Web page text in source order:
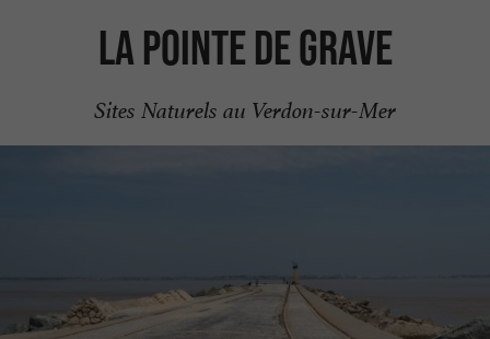
La Pointe de Grave
Sites Naturels au Verdon-sur-Mer